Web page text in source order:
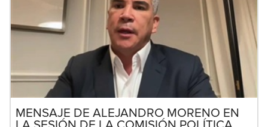
MENSAJE DE ALEJANDRO MORENO EN